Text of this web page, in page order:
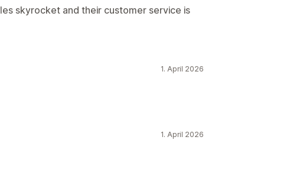
skyrocket and their customer service is
1. April 2026
1. April 2026